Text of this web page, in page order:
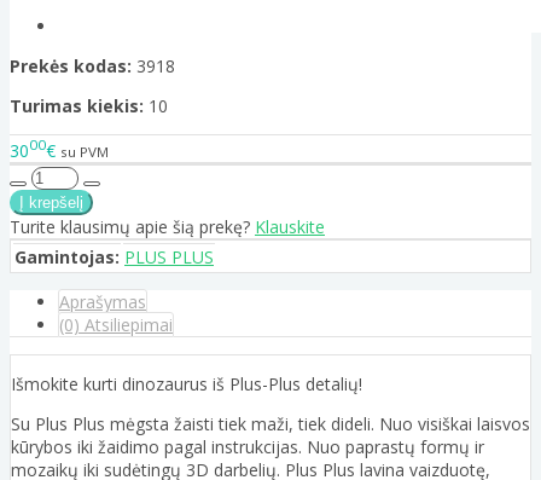
Prekės kodas: 3918
Turimas kiekis: 10
3000€ su PVM
Turite klausimų apie šią prekę? Klauskite
Gamintojas: PLUS PLUS
Aprašymas
(0) Atsiliepimai
Išmokite kurti dinozaurus iš Plus-Plus detalių!
Su Plus Plus mėgsta žaisti tiek maži, tiek dideli. Nuo visiškai laisvos
kūrybos iki žaidimo pagal instrukcijas. Nuo paprastų formų ir
mozaikų iki sudėtingų 3D darbelių. Plus Plus lavina vaizduotę,